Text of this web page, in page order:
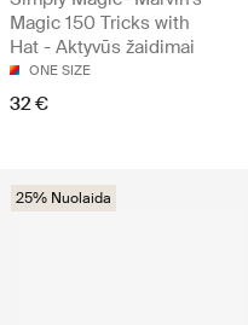
Magic 150 Tricks with
Hat - Aktyvūs žaidimai
ONE SIZE
32 €
25% Nuolaida